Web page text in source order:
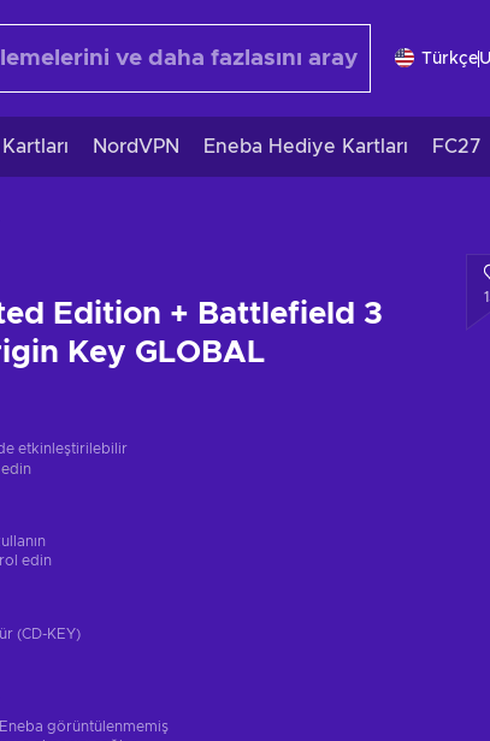
Türkçe
NordVPN Eneba Hediye Kartları FC27
Edition + Battlefield 3
Key GLOBAL
etkinleştirilebilir
edin
(CD-KEY)
görüntülenmemiş